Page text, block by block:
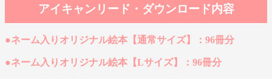
アイキャンリード・ダウンロード内容
●ネーム入りオリジナル絵本【通常サイズ】：96冊分
●ネーム入りオリジナル絵本【Lサイズ】：96冊分